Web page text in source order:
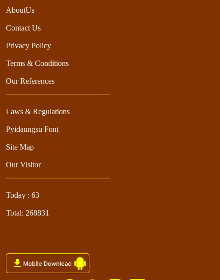
AboutUs
Contact Us
Privacy Policy
Terms & Conditions
Our References
Laws & Regulations
Pyidaungsu Font
Site Map
Our Visitor
Today : 63
Total: 268831